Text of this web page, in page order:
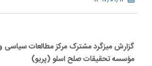
گزارش میزگرد مشترک مرکز مطالعات سیاسی
مؤسسه تحقیقات صلح اسلو (پریو)